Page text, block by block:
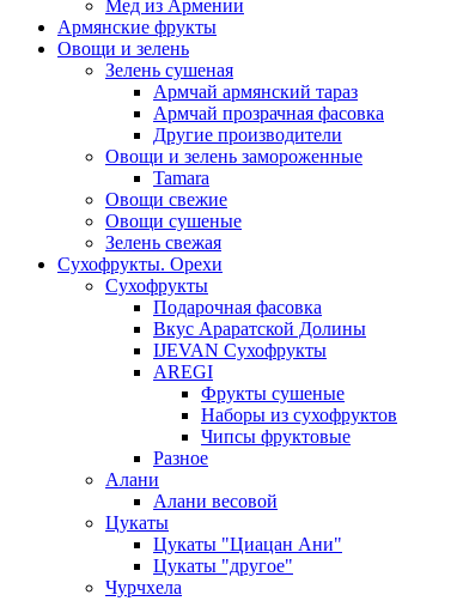
Мед из Армении
Армянские фрукты
Овощи и зелень
Зелень сушеная
Армчай армянский тараз
Армчай прозрачная фасовка
Другие производители
Овощи и зелень замороженные
Tamara
Овощи свежие
Овощи сушеные
Зелень свежая
Сухофрукты. Орехи
Сухофрукты
Подарочная фасовка
Вкус Араратской Долины
IJEVAN Сухофрукты
AREGI
Фрукты сушеные
Наборы из сухофруктов
Чипсы фруктовые
Разное
Алани
Алани весовой
Цукаты
Цукаты "Циацан Ани"
Цукаты "другое"
Чурчхела